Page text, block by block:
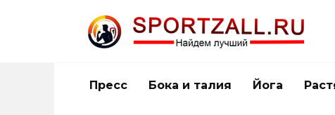
Пресс Бока и талия Йога